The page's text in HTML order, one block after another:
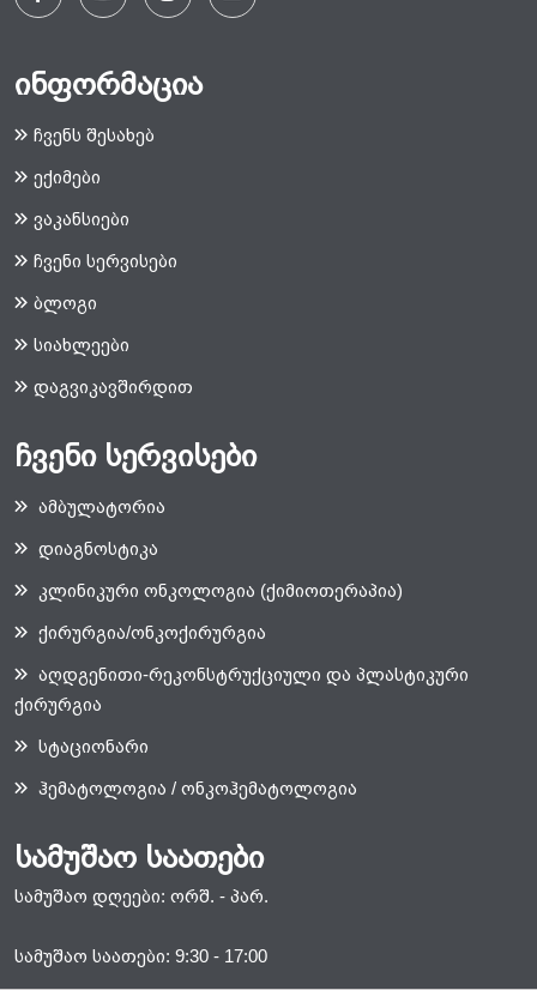
ინფორმაცია
ჩვენს შესახებ
ექიმები
ვაკანსიები
ჩვენი სერვისები
ბლოგი
სიახლეები
დაგვიკავშირდით
ჩვენი სერვისები
ამბულატორია
დიაგნოსტიკა
კლინიკური ონკოლოგია (ქიმიოთერაპია)
ქირურგია/ონკოქირურგია
აღდგენითი-რეკონსტრუქციული და პლასტიკური
ქირურგია
სტაციონარი
ჰემატოლოგია / ონკოჰემატოლოგია
სამუშაო საათები
სამუშაო დღეები: ორშ. - პარ.
სამუშაო საათები: 9:30 - 17:00